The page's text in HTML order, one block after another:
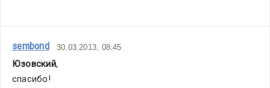
sembond 30.03.2013, 08:45
Юзовский,
спасибо!